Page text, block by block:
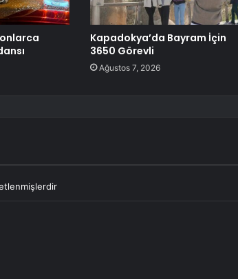
Kapadokya’da Bayram İçin
3650 Görevli
Ağustos 7, 2026